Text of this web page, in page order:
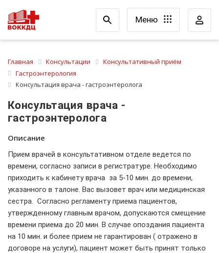
Меню
Главная Консультации
Консультативный приём
Гастроэнтерология
Консультация врача - гастроэнтеролога
Консультация врача -
гастроэнтеролога
Описание
Прием врачей в консультативном отделе ведется по
времени, согласно записи в регистратуре. Необходимо
приходить к кабинету врача за 5-10 мин. до времени,
указанного в талоне. Вас вызовет врач или медицинская
сестра. Согласно регламенту приема пациентов,
утвержденному главным врачом, допускаются смещение
времени приема до 20 мин. В случае опоздания пациента
на 10 мин. и более прием не гарантирован ( отражено в
договоре на услуги), пациент может быть принят только